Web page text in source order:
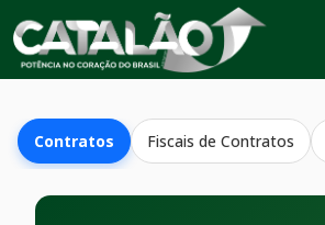
Contratos Fiscais de Contratos